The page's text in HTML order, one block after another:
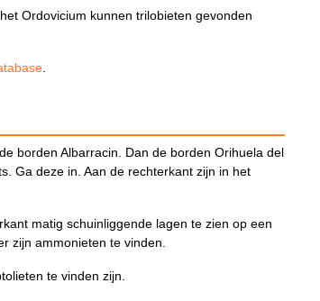
Ordovicium kunnen trilobieten gevonden
borden Albarracin. Dan de borden Orihuela del
Ga deze in. Aan de rechterkant zijn in het
matig schuinliggende lagen te zien op een
zijn ammonieten te vinden.
te vinden zijn.